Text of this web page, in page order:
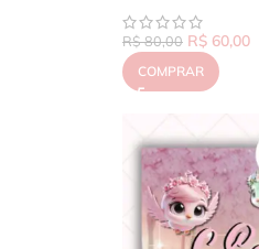
R$80,00 R$60,00
COMPRAR